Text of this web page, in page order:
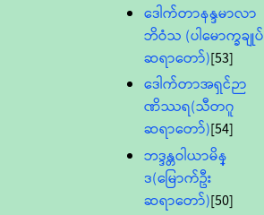
ဒေါက်တာနန္ဒမာလာ
ဘိဝံသ (ပါမောက္ခချုပ်
ဆရာတော်)[53]
ဒေါက်တာအရှင်ဉာ
ဏိဿရ(သီတဂူ
ဆရာတော်)[54]
ဘဒ္ဒန္တဝါယာမိန္
ဒ(မြောက်ဦး
ဆရာတော်)[50]